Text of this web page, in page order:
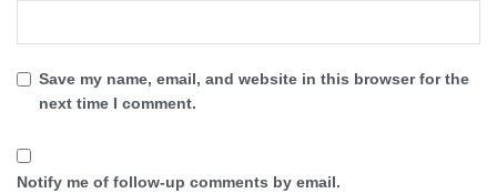
Save my name, email, and website in this browser for the
next time I comment.
Notify me of follow-up comments by email.